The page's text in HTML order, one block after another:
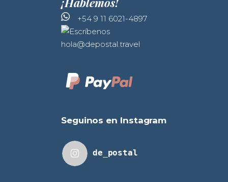
+54 9 11 6021-4897
hola@depostal.travel
Seguinos en Instagram
de_postal